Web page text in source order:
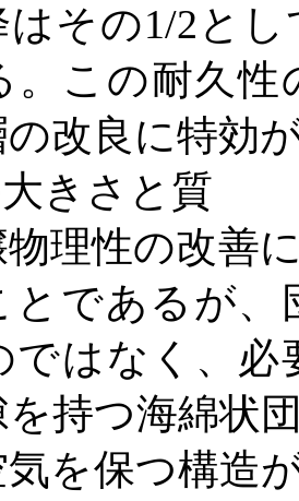
はその1/2と
。この耐久性
改良に特効
きさと質
性の改善に
とであるが
ではなく、必
持つ海綿状
を保つ構造